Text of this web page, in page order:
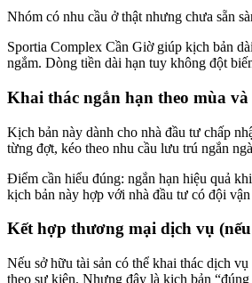
Nhóm có nhu cầu ở thật nhưng chưa sẵn
Sportia Complex Cần Giờ giúp kịch bản
ngắm. Dòng tiền dài hạn tuy không đột
Khai thác ngắn hạn theo mùa
Kịch bản này dành cho nhà đầu tư chấp
từng đợt, kéo theo nhu cầu lưu trú ngắn
Điểm cần hiểu đúng: ngắn hạn hiệu quả
kịch bản này hợp với nhà đầu tư có đội
Kết hợp thương mại dịch vụ
Nếu sở hữu tài sản có thể khai thác dịch
theo sự kiện. Nhưng đây là kịch bản